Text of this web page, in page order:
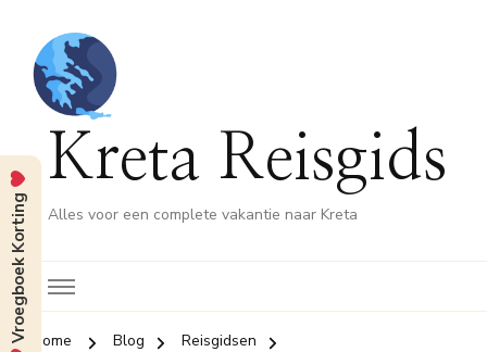
Kreta Reisgids
Alles voor een complete vakantie naar Kreta
Home Blog
Reisgidsen
Vroegboek Korting